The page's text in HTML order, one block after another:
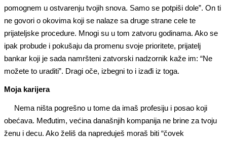
pomognem u ostvarenju tvojih snova. Samo se potpiši dole”. On ti
ne govori o okovima koji se nalaze sa druge strane cele te
prijateljske procedure. Mnogi su u tom zatvoru godinama. Ako se
ipak probude i pokušaju da promenu svoje prioritete, prijatelj
bankar koji je sada namršteni zatvorski nadzornik kaže im: “Ne
možete to uraditi”. Dragi oče, izbegni to i izađi iz toga.
Moja karijera
Nema ništa pogrešno u tome da imaš profesiju i posao koji
obećava. Međutim, većina današnjih kompanija ne brine za tvoju
ženu i decu. Ako želiš da napreduješ moraš biti “čovek